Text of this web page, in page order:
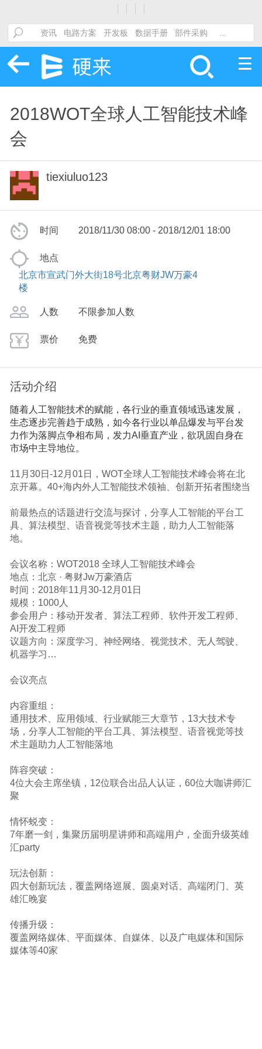
2018WOT全球人工智能技术峰
会
tiexiuluo123
时间 2018/11/30 08:00 - 2018/12/01 18:00
地点
北京市宣武门外大街18号北京粤财JW万豪4
楼
人数 不限参加人数
票价 免费
活动介绍
随着人工智能技术的赋能，各行业的垂直领域迅速发展，
生态逐步完善趋于成熟，如今各行业以单品爆发与平台发
力作为落脚点争相布局，发力AI垂直产业，欲巩固自身在
市场中主导地位。
11月30日-12月01日，WOT全球人工智能技术峰会将在北
京开幕。40+海内外人工智能技术领袖、创新开拓者围绕当
前最热点的话题进行交流与探讨，分享人工智能的平台工
具、算法模型、语音视觉等技术主题，助力人工智能落
地。
会议名称：WOT2018 全球人工智能技术峰会
地点：北京 · 粤财Jw万豪酒店
时间：2018年11月30-12月01日
规模：1000人
参会用户：移动开发者、算法工程师、软件开发工程师、
AI开发工程师
议题方向：深度学习、神经网络、视觉技术、无人驾驶、
机器学习…
会议亮点
内容重组：
通用技术、应用领域、行业赋能三大章节，13大技术专
场，分享人工智能的平台工具、算法模型、语音视觉等技
术主题助力人工智能落地
阵容突破：
4位大会主席坐镇，12位联合出品人认证，60位大咖讲师汇
聚
情怀蜕变：
7年磨一剑，集聚历届明星讲师和高端用户，全面升级英雄
汇party
玩法创新：
四大创新玩法，覆盖网络巡展、圆桌对话、高端闭门、英
雄汇晚宴
传播升级：
覆盖网络媒体、平面媒体、自媒体、以及广电媒体和国际
媒体等40家